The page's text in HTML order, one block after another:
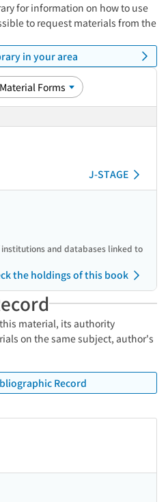
for information on how to use
to request materials from the
in your area
J-STAGE
institutions and databases linked to
the holdings of this book
material, its authority
on the same subject, author's
Record